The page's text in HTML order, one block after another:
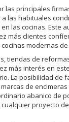
las principales
las habituales
las cocinas. Este
más clientes
modernas
tiendas de
más interés en
La posibilidad de
de encimeras
abanico de
proyecto